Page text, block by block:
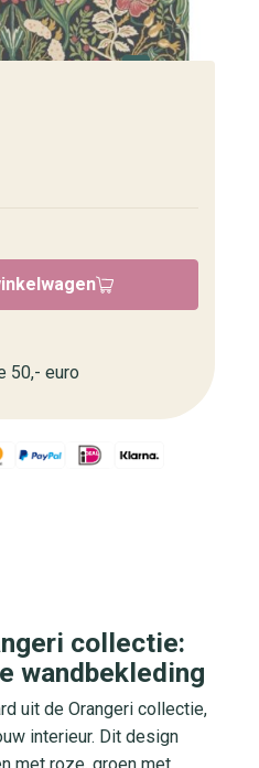
50,- euro
collectie:
wandbekleding
uit de Orangeri collectie,
interieur. Dit design